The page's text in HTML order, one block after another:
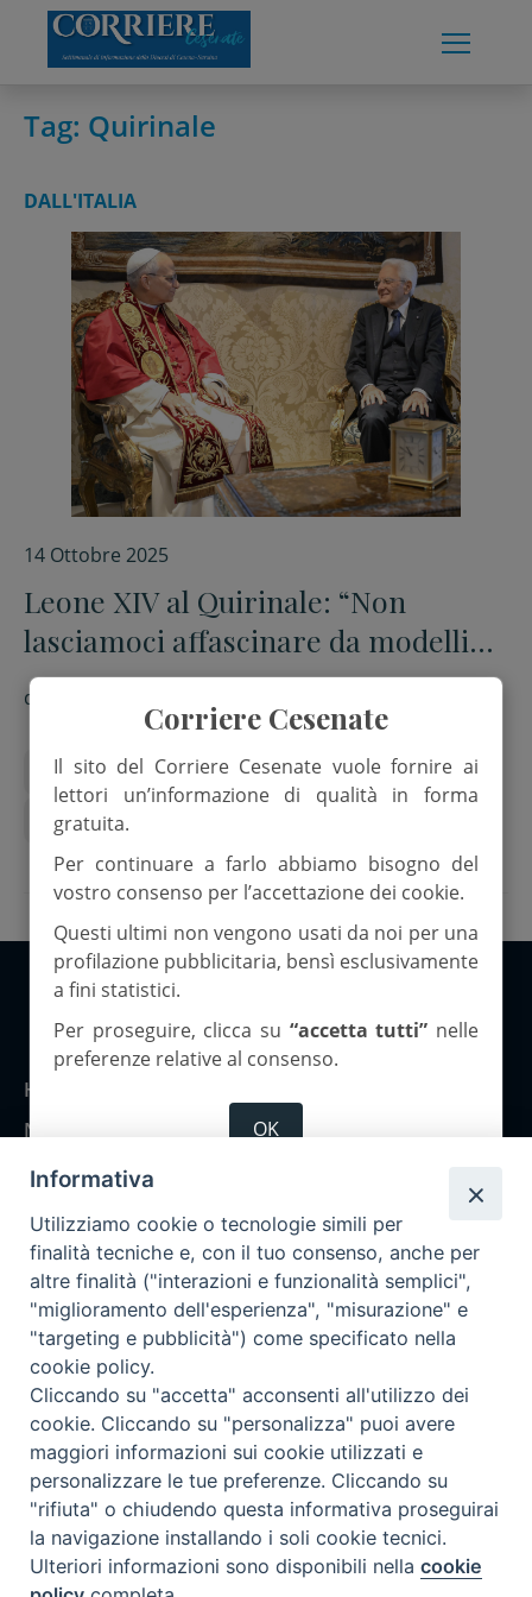
content
Tag: Quirinale
DALL'ITALIA
14 Ottobre 2025
Leone XIV al Quirinale: “Non
lasciamoci affascinare da modelli
massificanti e fluidi”
di
Laicità Papa Leone XIV
presidente Sergio Mattarella
Copyright 2026 ©Corriere Cesenate
Home
Notizie
Rubriche
Chi siamo
Come abbonarsi
Contatti
Corriere Cesenate
Il sito del Corriere Cesenate vuole fornire ai
lettori un’informazione di qualità in forma
gratuita.
Per continuare a farlo abbiamo bisogno del
vostro consenso per l’accettazione dei cookie.
Questi ultimi non vengono usati da noi per una
profilazione pubblicitaria, bensì esclusivamente
a fini statistici.
Per proseguire, clicca su “accetta tutti” nelle
preferenze relative al consenso.
OK
Informativa
Utilizziamo cookie o tecnologie simili per
finalità tecniche e, con il tuo consenso, anche per
altre finalità ("interazioni e funzionalità semplici",
"miglioramento dell'esperienza", "misurazione" e
"targeting e pubblicità") come specificato nella
cookie policy.
Cliccando su "accetta" acconsenti all'utilizzo dei
cookie. Cliccando su "personalizza" puoi avere
maggiori informazioni sui cookie utilizzati e
personalizzare le tue preferenze. Cliccando su
"rifiuta" o chiudendo questa informativa proseguirai
la navigazione installando i soli cookie tecnici.
Ulteriori informazioni sono disponibili nellacookie